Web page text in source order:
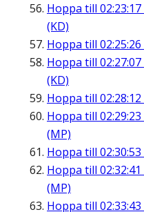
Hoppa till 02:23:17
(KD)
Hoppa till 02:25:26
Hoppa till 02:27:07
(KD)
Hoppa till 02:28:12
Hoppa till 02:29:23
(MP)
Hoppa till 02:30:53
Hoppa till 02:32:41
(MP)
Hoppa till 02:33:43